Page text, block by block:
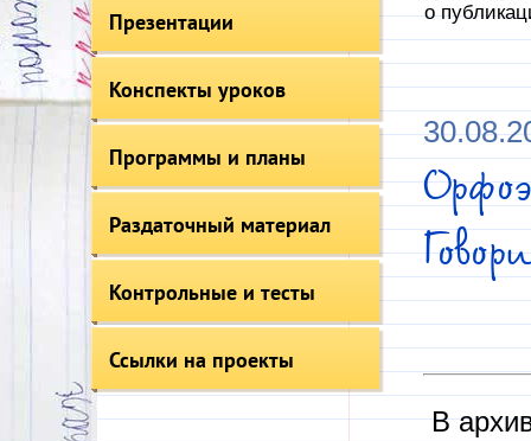
Презентации
Конспекты уроков
Программы и планы
Раздаточный материал
Контрольные и тесты
Ссылки на проекты
о
В